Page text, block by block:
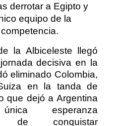
derrotar a Egipto y
equipo de la
la Albiceleste llegó
decisiva en la
eliminado Colombia,
en la tanda de
que dejó a Argentina
esperanza
de conquistar